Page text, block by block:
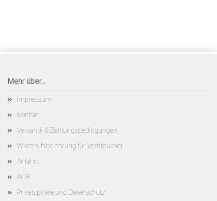
Mehr über...
Impressum
Kontakt
Versand- & Zahlungsbedingungen
Widerrufsbelehrung für Verbraucher
Anfahrt
AGB
Privatsphäre und Datenschutz